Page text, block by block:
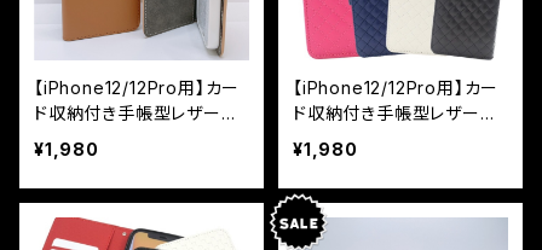
【iPhone12/12Pro用】カー
ド収納付き手帳型レザーケ
ース カラーレザー
¥1,980
【iPhone12/12Pro用】カー
ド収納付き手帳型レザーケ
ース カラーレザー キル
ティングデザイン
¥1,980